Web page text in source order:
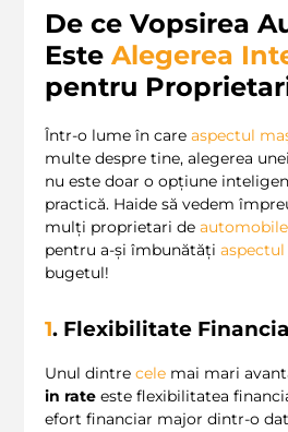
De ce Vopsirea
Este Alegerea
pentru
Într-o lume în care aspectul
multe despre tine, alegerea unei
nu este doar o opțiune
practică. Haide să vedem
mulți proprietari de automobile
pentru a-și îmbunătăți
bugetul!
1. Flexibilitate
Unul dintre cele mai mari
in rate este flexibilitatea
efort financiar major dintr-o